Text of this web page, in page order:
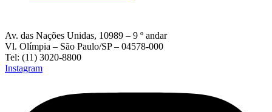
Av. das Nações Unidas, 10989 – 9 º andar
Vl. Olímpia – São Paulo/SP – 04578-000
Tel: (11) 3020-8800
Instagram